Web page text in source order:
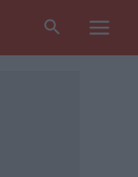
Search